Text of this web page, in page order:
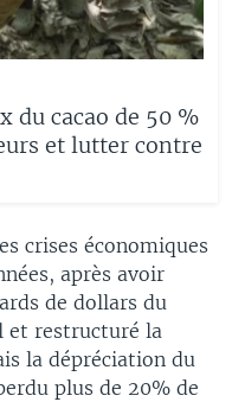
du cacao de 50 %
et lutter contre
crises économiques
après avoir
de dollars du
et restructuré la
la dépréciation du
plus de 20% de